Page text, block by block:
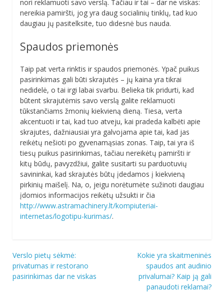
nori reklamuoti savo verslą. Tačiau ir tai – dar ne viskas:
nereikia pamiršti, jog yra daug socialinių tinklų, tad kuo
daugiau jų pasitelksite, tuo didesnė bus nauda.
Spaudos priemonės
Taip pat verta rinktis ir spaudos priemonės. Ypač puikus
pasirinkimas gali būti skrajutės – jų kaina yra tikrai
nedidelė, o tai irgi labai svarbu. Belieka tik pridurti, kad
būtent skrajutėmis savo verslą galite reklamuoti
tūkstančiams žmonių kiekvieną dieną. Tiesa, verta
akcentuoti ir tai, kad tuo atveju, kai pradeda kalbėti apie
skrajutes, dažniausiai yra galvojama apie tai, kad jas
reikėtų nešioti po gyvenamąsias zonas. Taip, tai yra iš
tiesų puikus pasirinkimas, tačiau nereikėtų pamiršti ir
kitų būdų, pavyzdžiui, galite susitarti su parduotuvių
savininkai, kad skrajutės būtų įdedamos į kiekvieną
pirkinių maišelį. Na, o, jeigu norėtumėte sužinoti daugiau
įdomios informacijos reikėtų užsukti ir čia
http://www.astramachinery.lt/kompiuteriai-
internetas/logotipu-kurimas/.
Navigacija
tarp
Verslo pietų sėkmė:
privatumas ir restorano
pasirinkimas dar ne viskas
Kokie yra skaitmeninės
spaudos ant audinio
privalumai? Kaip ją gali
panaudoti reklamai?